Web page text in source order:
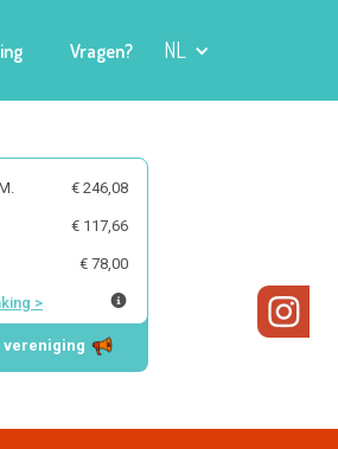
Vragen? NL
€ 246,08
€ 117,66
€ 78,00
>
vereniging